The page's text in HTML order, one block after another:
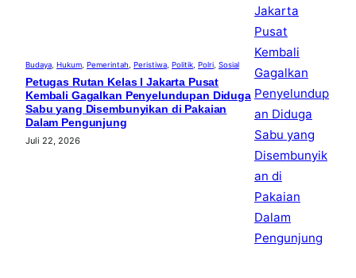
Budaya, Hukum, Pemerintah, Peristiwa, Politik, Polri, Sosial
Petugas Rutan Kelas I Jakarta Pusat
Kembali Gagalkan Penyelundupan Diduga
Sabu yang Disembunyikan di Pakaian
Dalam Pengunjung
Juli 22, 2026